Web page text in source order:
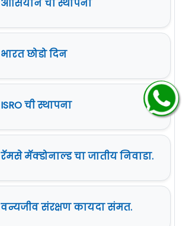
आसियान ची स्थापना
भारत छोडो दिन
ISRO ची स्थापना
रॅमसे मॅक्डोनाल्ड चा जातीय निवाडा.
वन्यजीव संरक्षण कायदा संमत.